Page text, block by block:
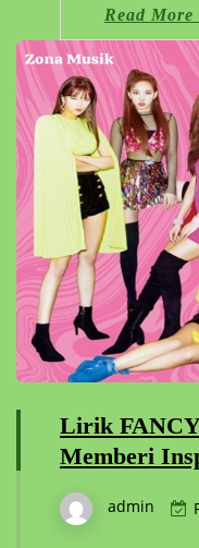
Read More
Lirik
Memberi
admin